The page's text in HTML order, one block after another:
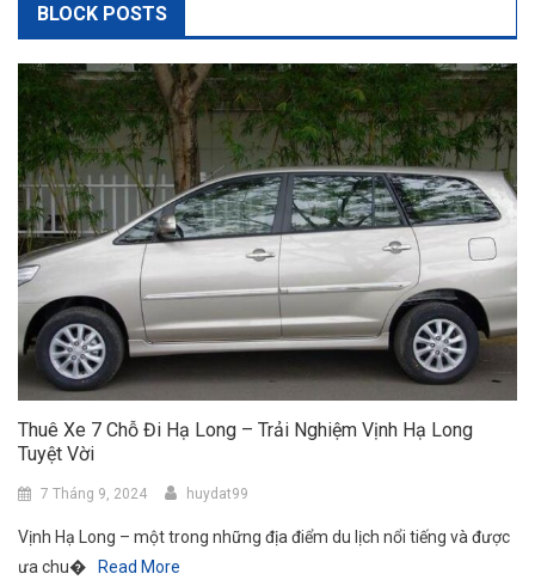
BLOCK POSTS
Thuê Xe 7 Chỗ Đi Hạ Long – Trải Nghiệm Vịnh Hạ Long
Tuyệt Vời
7 Tháng 9, 2024 huydat99
Vịnh Hạ Long – một trong những địa điểm du lịch nổi tiếng và được
ưa chu�
Read More